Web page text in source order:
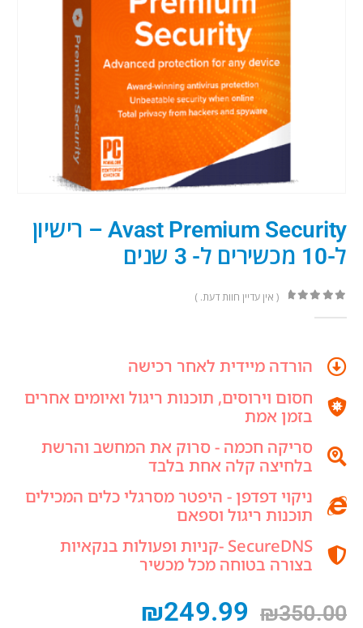
Avast Premium Security – רישיון
ל-10 מכשירים ל- 3 שנים
( אין עדיין חוות דעת. )
הורדה מיידית לאחר רכישה
חסום וירוסים, תוכנות ריגול ואיומים אחרים
בזמן אמת
סריקה חכמה - סרוק את המחשב והרשת
בלחיצה קלה אחת בלבד
ניקוי דפדפן - היפטר מסרגלי כלים המכילים
תוכנות ריגול וספאם
SecureDNS -קניות ופעולות בנקאיות
בצורה בטוחה מכל מכשיר
₪350.00
₪249.99